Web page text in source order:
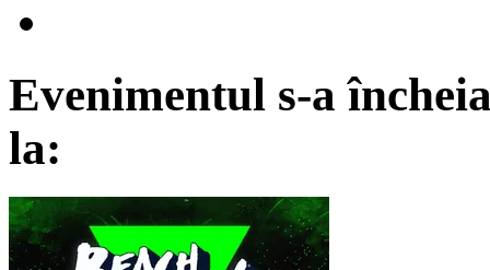
Evenimentul s-a
la: